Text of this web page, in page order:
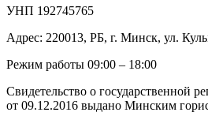
УНП 192745765
Адрес: 220013, РБ, г. Минск, ул.
Режим работы 09:00 – 18:00
Свидетельство о государственной
от 09.12.2016 выдано Минским